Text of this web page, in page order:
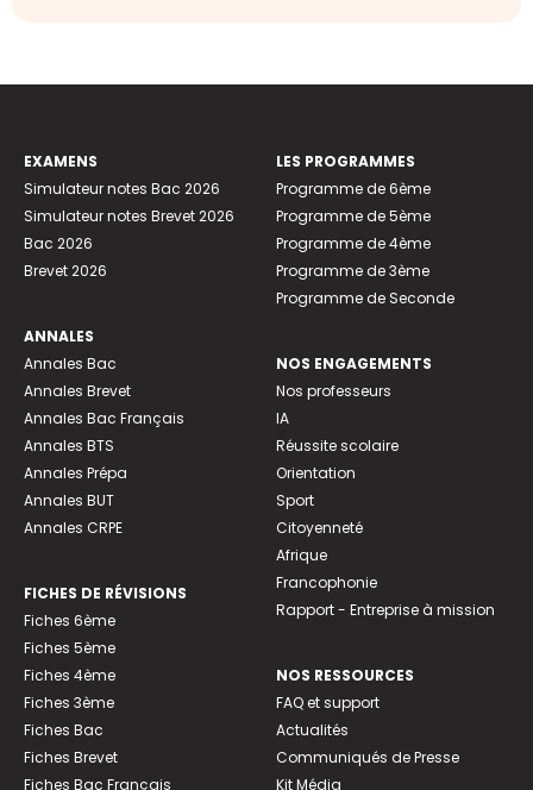
EXAMENS
Simulateur notes Bac 2026
Simulateur notes Brevet 2026
Bac 2026
Brevet 2026
ANNALES
Annales Bac
Annales Brevet
Annales Bac Français
Annales BTS
Annales Prépa
Annales BUT
Annales CRPE
FICHES DE RÉVISIONS
Fiches 6ème
Fiches 5ème
Fiches 4ème
Fiches 3ème
Fiches Bac
Fiches Brevet
Fiches Bac Français
LES PROGRAMMES
Programme de 6ème
Programme de 5ème
Programme de 4ème
Programme de 3ème
Programme de Seconde
NOS ENGAGEMENTS
Nos professeurs
IA
Réussite scolaire
Orientation
Sport
Citoyenneté
Afrique
Francophonie
Rapport - Entreprise à mission
NOS RESSOURCES
FAQ et support
Actualités
Communiqués de Presse
Kit Média